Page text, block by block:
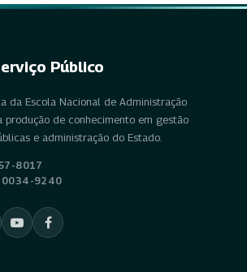
Público
da Escola Nacional de Administração
produção de conhecimento em gestão
e administração do Estado.
8017
0034-9240